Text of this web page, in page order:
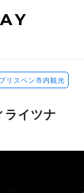
ブリスベン市内観光
ライツナ